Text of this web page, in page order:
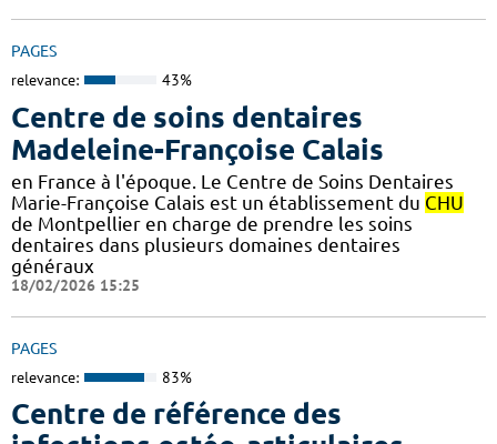
PAGES
relevance: 43%
Centre de soins dentaires
Madeleine-Françoise Calais
en France à l'époque. Le Centre de Soins Dentaires
Marie-Françoise Calais est un établissement du CHU
de Montpellier en charge de prendre les soins
dentaires dans plusieurs domaines dentaires
généraux
18/02/2026 15:25
PAGES
relevance: 83%
Centre de référence des